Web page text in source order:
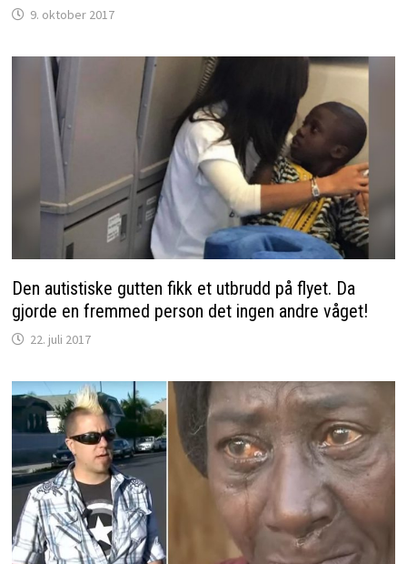
9. oktober 2017
Den autistiske gutten fikk et utbrudd på flyet. Da
gjorde en fremmed person det ingen andre våget!
22. juli 2017